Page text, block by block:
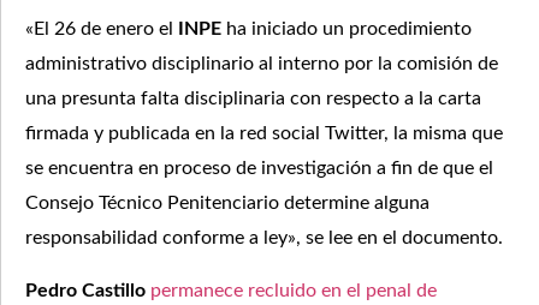
«El 26 de enero el INPE ha iniciado un procedimiento
administrativo disciplinario al interno por la comisión de
una presunta falta disciplinaria con respecto a la carta
firmada y publicada en la red social Twitter, la misma que
se encuentra en proceso de investigación a fin de que el
Consejo Técnico Penitenciario determine alguna
responsabilidad conforme a ley», se lee en el documento.
Pedro Castillo permanece recluido en el penal de